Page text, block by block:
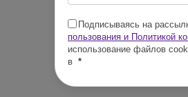
Подписываясь на
пользования и Политикой
использование файлов
в *